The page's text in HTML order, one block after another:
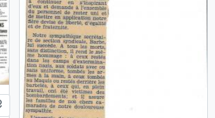
Ajouter au presse-papier